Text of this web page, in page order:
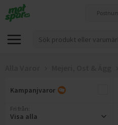
Kampanjvaror
Fri från
Visa alla